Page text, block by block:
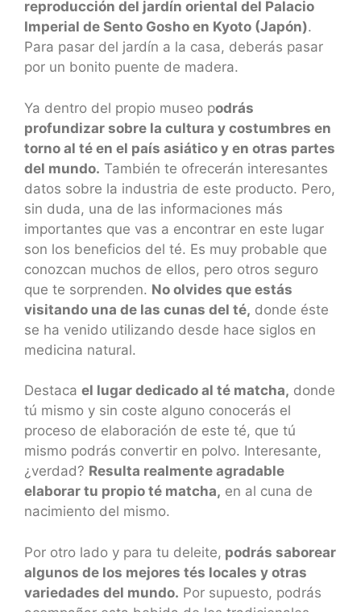
reproducción del jardín oriental del Palacio
Imperial de Sento Gosho en Kyoto (Japón).
Para pasar del jardín a la casa, deberás pasar
por un bonito puente de madera.
Ya dentro del propio museo podrás
profundizar sobre la cultura y costumbres en
torno al té en el país asiático y en otras partes
del mundo. También te ofrecerán interesantes
datos sobre la industria de este producto. Pero,
sin duda, una de las informaciones más
importantes que vas a encontrar en este lugar
son los beneficios del té. Es muy probable que
conozcan muchos de ellos, pero otros seguro
que te sorprenden. No olvides que estás
visitando una de las cunas del té, donde éste
se ha venido utilizando desde hace siglos en
medicina natural.
Destaca el lugar dedicado al té matcha, donde
tú mismo y sin coste alguno conocerás el
proceso de elaboración de este té, que tú
mismo podrás convertir en polvo. Interesante,
¿verdad? Resulta realmente agradable
elaborar tu propio té matcha, en al cuna de
nacimiento del mismo.
Por otro lado y para tu deleite, podrás saborear
algunos de los mejores tés locales y otras
variedades del mundo. Por supuesto, podrás